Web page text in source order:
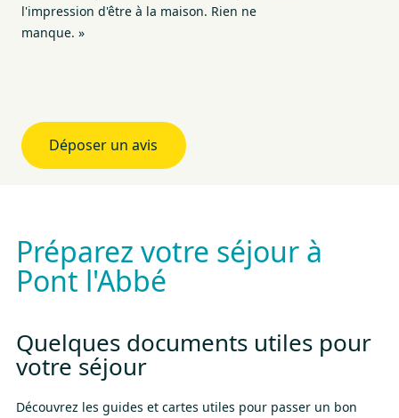
l'impression d'être à la maison. Rien ne
manque. »
Déposer un avis
Préparez votre séjour à
Pont l'Abbé
Quelques documents utiles pour
votre séjour
Découvrez les guides et cartes utiles pour passer un bon